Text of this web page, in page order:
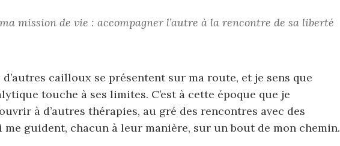
mission de vie : accompagner l’autre à la rencontre de sa liberté
cailloux se présentent sur ma route, et je sens que
touche à ses limites. C’est à cette époque que je
à d’autres thérapies, au gré des rencontres avec des
guident, chacun à leur manière, sur un bout de mon chemin.